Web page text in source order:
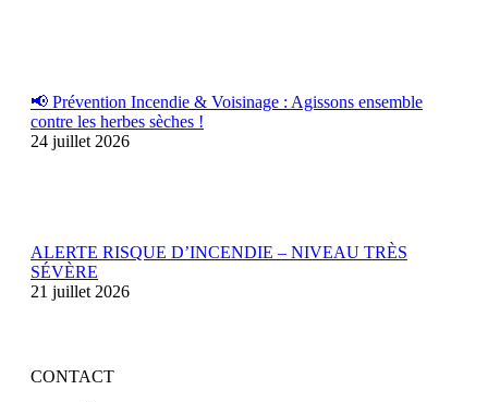
📢 Prévention Incendie & Voisinage : Agissons ensemble
contre les herbes sèches !
24 juillet 2026
ALERTE RISQUE D’INCENDIE – NIVEAU TRÈS
SÉVÈRE
21 juillet 2026
CONTACT